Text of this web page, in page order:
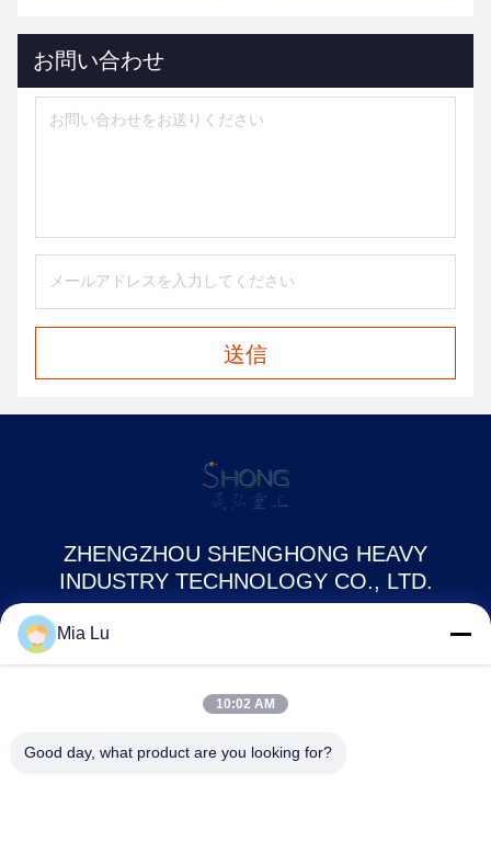
お問い合わせ
送信
ZHENGZHOU SHENGHONG HEAVY
INDUSTRY TECHNOLOGY CO., LTD.
鄭州市、河南省
Mia Lu
10:02 AM
Good day, what product are you looking for?